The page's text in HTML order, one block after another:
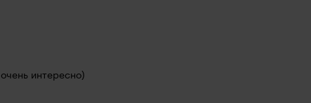
интересно)